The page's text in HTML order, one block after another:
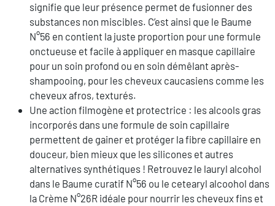
signifie que leur présence permet de fusionner des
substances non miscibles. C’est ainsi que le Baume
N°56 en contient la juste proportion pour une formule
onctueuse et facile à appliquer en masque capillaire
pour un soin profond ou en soin démêlant après-
shampooing, pour les cheveux caucasiens comme les
cheveux afros, texturés.
Une action filmogène et protectrice : les alcools gras
incorporés dans une formule de soin capillaire
permettent de gainer et protéger la fibre capillaire en
douceur, bien mieux que les silicones et autres
alternatives synthétiques ! Retrouvez le lauryl alcohol
dans le Baume curatif N°56 ou le cetearyl alcoohol dans
la Crème N°26R idéale pour nourrir les cheveux fins et